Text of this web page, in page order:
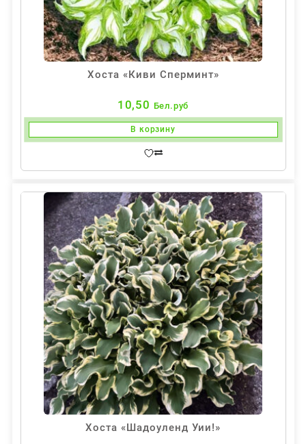
Хоста «Киви Сперминт»
10,50 Бел.руб
В корзину
Хоста «Шадоуленд Уии!»